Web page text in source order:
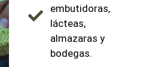
embutidoras,
lácteas,
almazaras y
bodegas.